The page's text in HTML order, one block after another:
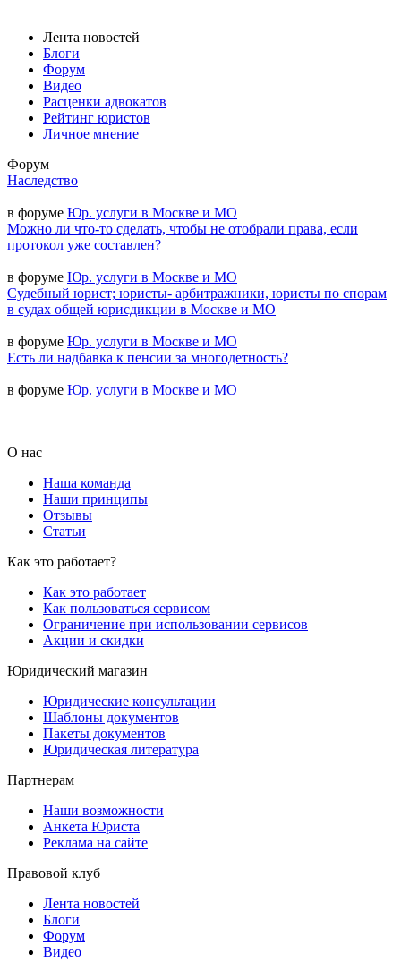
Лента новостей
Блоги
Форум
Видео
Расценки адвокатов
Рейтинг юристов
Личное мнение
Форум
Наследство
в форуме Юр. услуги в Москве и МО
Можно ли что-то сделать, чтобы не отобрали права, если
протокол уже составлен?
в форуме Юр. услуги в Москве и МО
Судебный юрист; юристы- арбитражники, юристы по спорам
в судах общей юрисдикции в Москве и МО
в форуме Юр. услуги в Москве и МО
Есть ли надбавка к пенсии за многодетность?
в форуме Юр. услуги в Москве и МО
О нас
Наша команда
Наши принципы
Отзывы
Статьи
Как это работает?
Как это работает
Как пользоваться сервисом
Ограничение при использовании сервисов
Акции и скидки
Юридический магазин
Юридические консультации
Шаблоны документов
Пакеты документов
Юридическая литература
Партнерам
Наши возможности
Анкета Юриста
Реклама на сайте
Правовой клуб
Лента новостей
Блоги
Форум
Видео